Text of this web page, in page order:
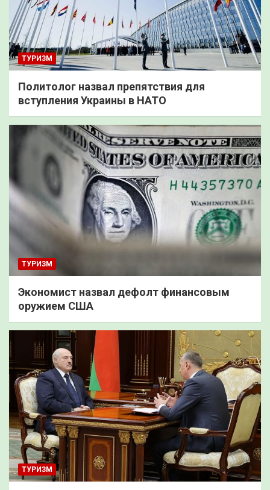
ТУРИЗМ
Политолог назвал препятствия для
вступления Украины в НАТО
ТУРИЗМ
Экономист назвал дефолт финансовым
оружием США
ТУРИЗМ